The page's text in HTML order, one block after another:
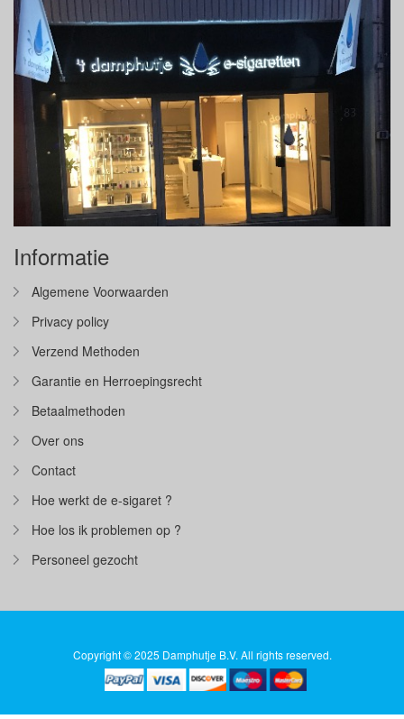
Informatie
Algemene Voorwaarden
Privacy policy
Verzend Methoden
Garantie en Herroepingsrecht
Betaalmethoden
Over ons
Contact
Hoe werkt de e-sigaret ?
Hoe los ik problemen op ?
Personeel gezocht
Copyright © 2025 Damphutje B.V. All rights reserved.